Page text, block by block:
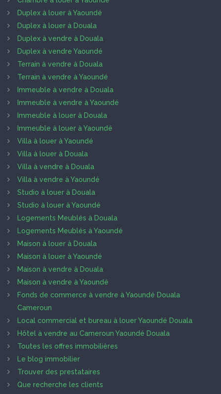
Duplex à louer à Yaoundé
Duplex à louer à Douala
Duplex à vendre à Douala
Duplex à vendre Yaoundé
Terrain à vendre à Douala
Terrain à vendre à Yaoundé
Immeuble à vendre à Douala
Immeuble à vendre à Yaoundé
Immeuble à louer à Douala
Immeuble à louer à Yaoundé
Villa à louer à Yaoundé
Villa à louer à Douala
Villa à vendre à Douala
Villa à vendre à Yaoundé
Studio à louer à Douala
Studio à louer à Yaoundé
Logements Meublés à Douala
Logements Meublés à Yaoundé
Maison à louer à Douala
Maison à louer à Yaoundé
Maison à vendre à Douala
Maison à vendre à Yaoundé
Fonds de commerce à vendre à Yaoundé Douala
Cameroun
Local commercial et bureau à louer Yaoundé Douala
Hôtel à vendre au Cameroun Yaoundé Douala
Toutes les offres immobilières
Le blog immobilier
Trouver des prestataires
Que recherche les clients